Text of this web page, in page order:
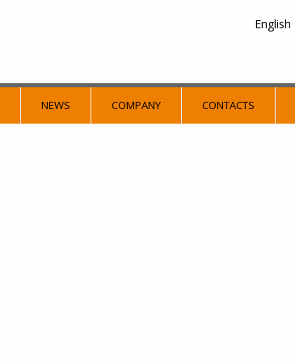
English
NEWS COMPANY CONTACTS